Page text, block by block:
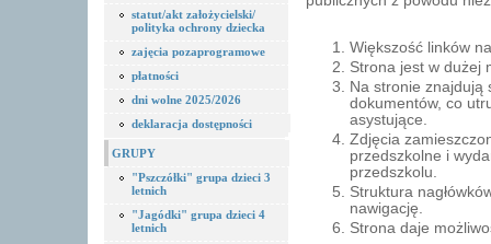
statut/akt założycielski/
polityka ochrony dziecka
zajęcia pozaprogramowe
płatności
dni wolne 2025/2026
deklaracja dostępności
GRUPY
"Pszczółki" grupa dzieci 3
letnich
"Jagódki" grupa dzieci 4
letnich
Większość linków
Strona jest w dużej
Na stronie znajdują
dokumentów, co
asystujące.
Zdjęcia
przedszkolne i
przedszkolu.
Struktura
nawigację.
Strona daje